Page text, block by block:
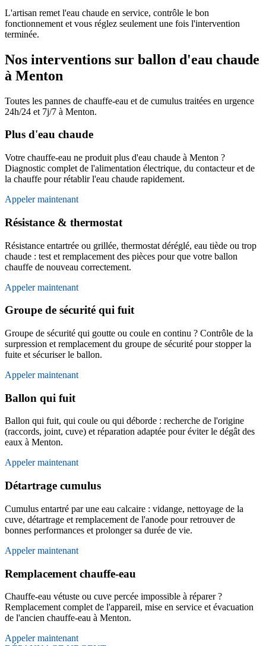
L'artisan remet l'eau chaude en service, contrôle le bon
fonctionnement et vous réglez seulement une fois l'intervention
terminée.
Nos interventions sur ballon d'eau chaude
à Menton
Toutes les pannes de chauffe-eau et de cumulus traitées en urgence
24h/24 et 7j/7 à Menton.
Plus d'eau chaude
Votre chauffe-eau ne produit plus d'eau chaude à Menton ?
Diagnostic complet de l'alimentation électrique, du contacteur et de
la chauffe pour rétablir l'eau chaude rapidement.
Appeler maintenant
Résistance & thermostat
Résistance entartrée ou grillée, thermostat déréglé, eau tiède ou trop
chaude : test et remplacement des pièces pour que votre ballon
chauffe de nouveau correctement.
Appeler maintenant
Groupe de sécurité qui fuit
Groupe de sécurité qui goutte ou coule en continu ? Contrôle de la
surpression et remplacement du groupe de sécurité pour stopper la
fuite et sécuriser le ballon.
Appeler maintenant
Ballon qui fuit
Ballon qui fuit, qui coule ou qui déborde : recherche de l'origine
(raccords, joint, cuve) et réparation adaptée pour éviter le dégât des
eaux à Menton.
Appeler maintenant
Détartrage cumulus
Cumulus entartré par une eau calcaire : vidange, nettoyage de la
cuve, détartrage et remplacement de l'anode pour retrouver de
bonnes performances et prolonger sa durée de vie.
Appeler maintenant
Remplacement chauffe-eau
Chauffe-eau vétuste ou cuve percée impossible à réparer ?
Remplacement complet de l'appareil, mise en service et évacuation
de l'ancien chauffe-eau à Menton.
Appeler maintenant